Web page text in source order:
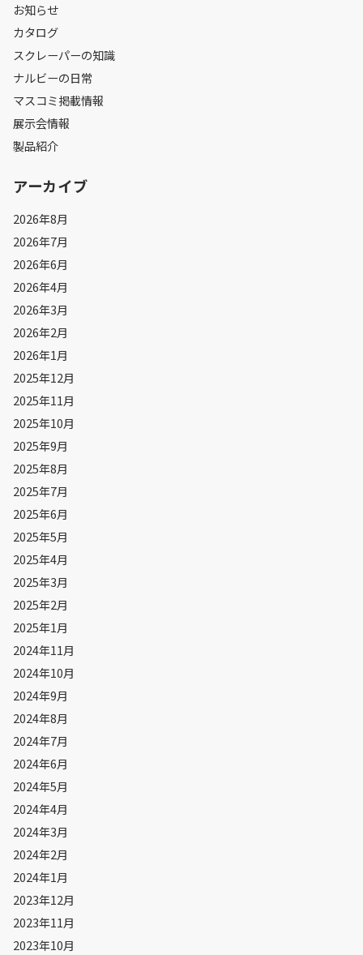
お知らせ
カタログ
スクレーパーの知識
ナルビーの日常
マスコミ掲載情報
展示会情報
製品紹介
アーカイブ
2026年8月
2026年7月
2026年6月
2026年4月
2026年3月
2026年2月
2026年1月
2025年12月
2025年11月
2025年10月
2025年9月
2025年8月
2025年7月
2025年6月
2025年5月
2025年4月
2025年3月
2025年2月
2025年1月
2024年11月
2024年10月
2024年9月
2024年8月
2024年7月
2024年6月
2024年5月
2024年4月
2024年3月
2024年2月
2024年1月
2023年12月
2023年11月
2023年10月